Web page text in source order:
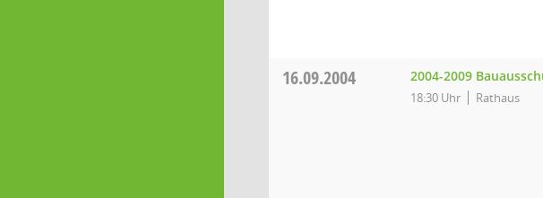
16.09.2004 2004-2009
18:30 Uhr Rathaus